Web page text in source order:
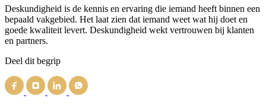
Deskundigheid is de kennis en ervaring die iemand heeft binnen een
bepaald vakgebied. Het laat zien dat iemand weet wat hij doet en
goede kwaliteit levert. Deskundigheid wekt vertrouwen bij klanten
en partners.
Deel dit begrip